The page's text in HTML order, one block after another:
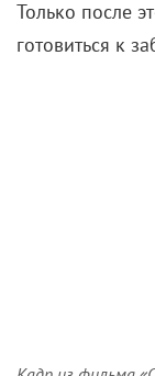
Только после
готовиться к